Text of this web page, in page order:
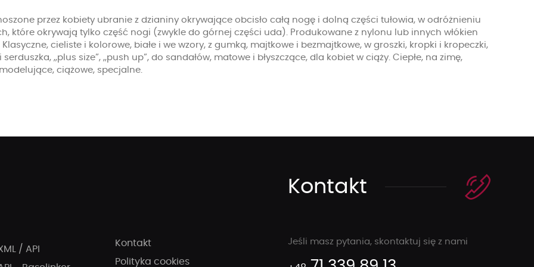
przez kobiety ubranie z dzianiny okrywające obcisło całą nogę i dolną części tułowia, w odróżnieniu
które okrywają tylko część nogi (zwykle do górnej części uda). Produkowane z nylonu lub innych włókien
Klasyczne, cieliste i kolorowe, białe i we wzory, z gumką, majtkowe i bezmajtkowe, w groszki, kropki i kropeczki,
„plus size”, „push up”, do sandałów, matowe i błyszczące, dla kobiet w ciąży. Ciepłe, na zimę,
ciążowe, specjalne.
/ API
Kontakt
Polityka cookies
Kontakt
Jeśli masz pytania, skontaktuj się z nami